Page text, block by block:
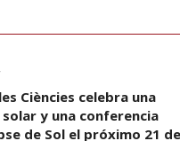
Ciències celebra una
y una conferencia
de Sol el próximo 21 de